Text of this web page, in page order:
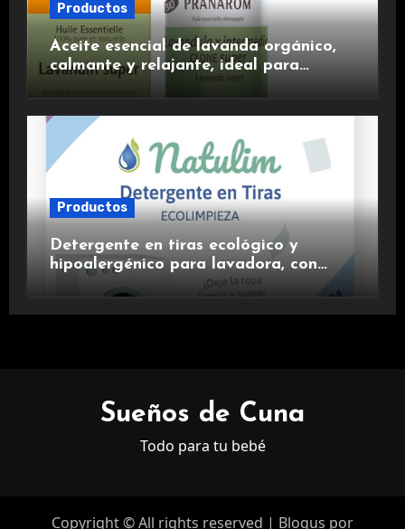
Productos
Aceite esencial de lavanda orgánico,
calmante y relajante, ideal para
Productos
Detergente en tiras ecológico y
hipoalergénico para lavadora, con
suavizante incluido y fragancia de
lavanda.
Sueños de Cuna
Todo para tu bebé
Copyright © All rights reserved | Blogus por